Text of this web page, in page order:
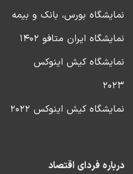
نمایشگاه بورس، بانک و بیمه
نمایشگاه ایران متافو ۱۴۰۲
نمایشگاه کیش اینوکس
۲۰۲۳
نمایشگاه کیش اینوکس ۲۰۲۲
درباره فردای اقتصاد